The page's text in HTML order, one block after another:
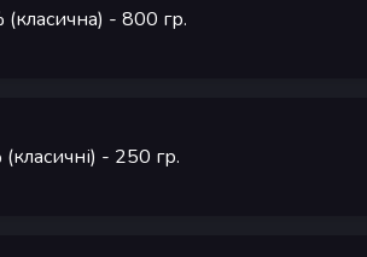
- 800 гр.
- 250 гр.